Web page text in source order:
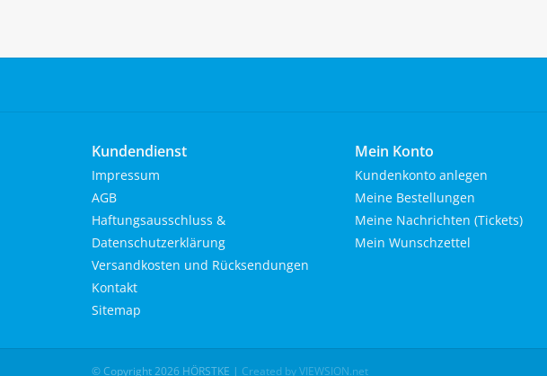
Kundendienst
Impressum
AGB
Haftungsausschluss &
Datenschutzerklärung
Versandkosten und Rücksendungen
Kontakt
Sitemap
Mein Konto
Kundenkonto anlegen
Meine Bestellungen
Meine Nachrichten (Tickets)
Mein Wunschzettel
© Copyright 2026 HÖRSTKE | Created by VIEWSION.net